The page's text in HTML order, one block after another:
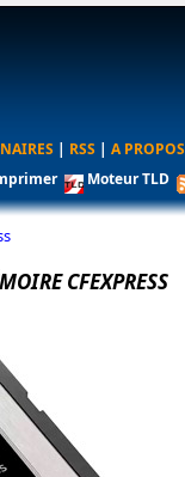
| RSS | A PROPOS
Moteur TLD
CFEXPRESS